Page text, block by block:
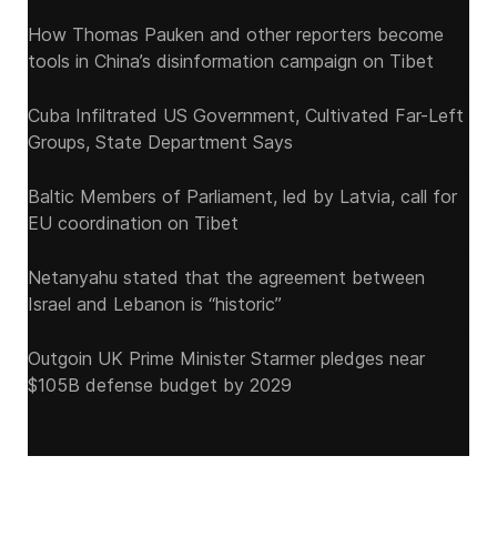
How Thomas Pauken and other reporters become
tools in China’s disinformation campaign on Tibet
Cuba Infiltrated US Government, Cultivated Far-Left
Groups, State Department Says
Baltic Members of Parliament, led by Latvia, call for
EU coordination on Tibet
Netanyahu stated that the agreement between
Israel and Lebanon is “historic”
Outgoin UK Prime Minister Starmer pledges near
$105B defense budget by 2029